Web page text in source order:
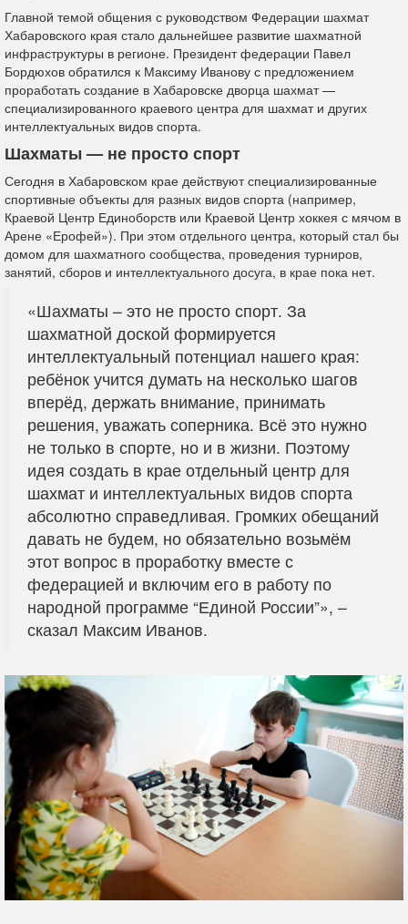
Главной темой общения с руководством Федерации шахмат
Хабаровского края стало дальнейшее развитие шахматной
инфраструктуры в регионе. Президент федерации Павел
Бордюхов обратился к Максиму Иванову с предложением
проработать создание в Хабаровске дворца шахмат —
специализированного краевого центра для шахмат и других
интеллектуальных видов спорта.
Шахматы — не просто спорт
Сегодня в Хабаровском крае действуют специализированные
спортивные объекты для разных видов спорта (например,
Краевой Центр Единоборств или Краевой Центр хоккея с мячом в
Арене «Ерофей»). При этом отдельного центра, который стал бы
домом для шахматного сообщества, проведения турниров,
занятий, сборов и интеллектуального досуга, в крае пока нет.
«Шахматы – это не просто спорт. За
шахматной доской формируется
интеллектуальный потенциал нашего края:
ребёнок учится думать на несколько шагов
вперёд, держать внимание, принимать
решения, уважать соперника. Всё это нужно
не только в спорте, но и в жизни. Поэтому
идея создать в крае отдельный центр для
шахмат и интеллектуальных видов спорта
абсолютно справедливая. Громких обещаний
давать не будем, но обязательно возьмём
этот вопрос в проработку вместе с
федерацией и включим его в работу по
народной программе “Единой России”», –
сказал Максим Иванов.